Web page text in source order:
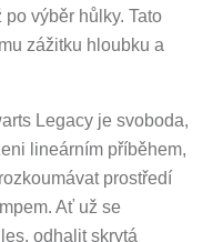
výběr hůlky. Tato
zážitku hloubku a
Legacy je svoboda,
lineárním příběhem,
prostředí
Ať už se
odhalit skrytá